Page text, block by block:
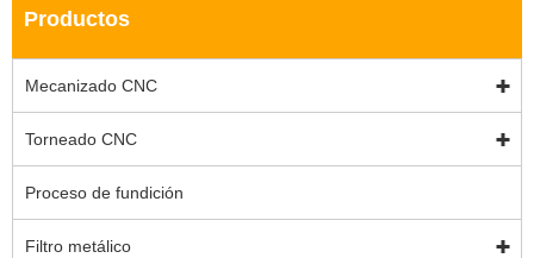
Productos
Mecanizado CNC
Torneado CNC
Proceso de fundición
Filtro metálico